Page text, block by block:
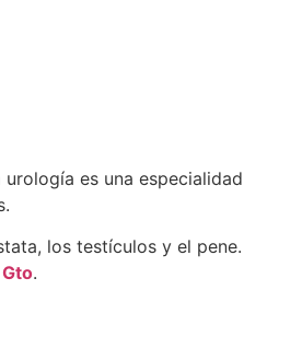
es una especialidad
los testículos y el pene.
.